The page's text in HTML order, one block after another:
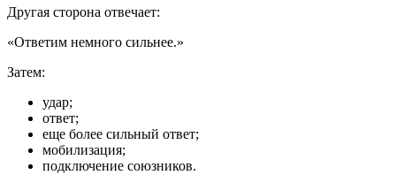
Другая сторона отвечает:
«Ответим немного сильнее.»
Затем:
удар;
ответ;
еще более сильный ответ;
мобилизация;
подключение союзников.